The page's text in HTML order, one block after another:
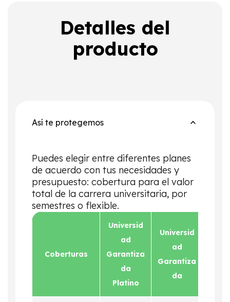
Detalles del
producto
Así te protegemos
Puedes elegir entre diferentes planes
de acuerdo con tus necesidades y
presupuesto: cobertura para el valor
total de la carrera universitaria, por
semestres o flexible.
Coberturas
Universid
ad
Garantiza
da
Platino
Universid
ad
Garantiza
da